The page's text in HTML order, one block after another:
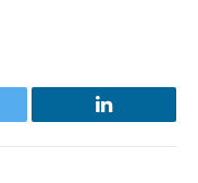
LinkedIn